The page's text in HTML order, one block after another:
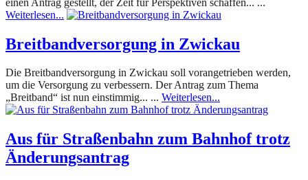
Weiterlesen...
Breitbandversorgung in Zwickau
Die Breitbandversorgung in Zwickau soll vorangetrieben werden,
um die Versorgung zu verbessern. Der Antrag zum Thema
„Breitband“ ist nun einstimmig... ... Weiterlesen...
Aus für Straßenbahn zum Bahnhof trotz
Änderungsantrag